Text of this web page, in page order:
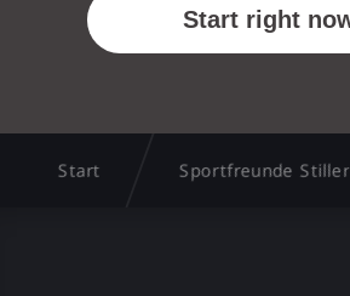
Start Sportfreunde Stiller